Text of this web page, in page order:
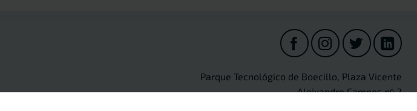
Parque Tecnológico de Boecillo, Plaza Vicente
Aleixandre Campos nº 2